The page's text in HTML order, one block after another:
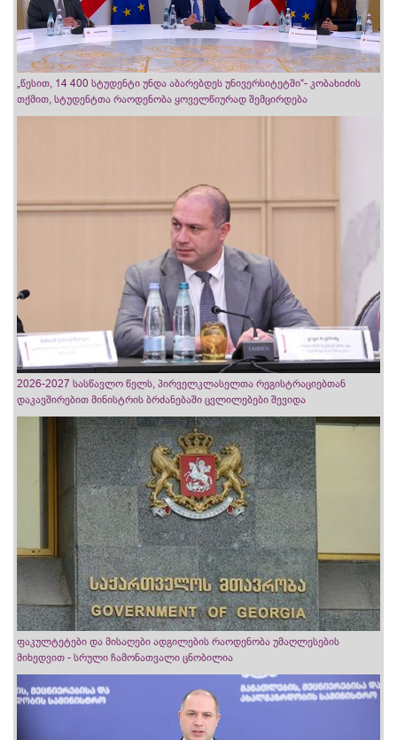
„წესით, 14 400 სტუდენტი უნდა აბარებდეს უნივერსიტეტში“- კობახიძის
თქმით, სტუდენტთა რაოდენობა ყოველწიურად შემცირდება
2026-2027 სასწავლო წელს, პირველკლასელთა რეგისტრაციებთან
დაკავშირებით მინისტრის ბრძანებაში ცვლილებები შევიდა
ფაკულტეტები და მისაღები ადგილების რაოდენობა უმაღლესების
მიხედვით - სრული ჩამონათვალი ცნობილია